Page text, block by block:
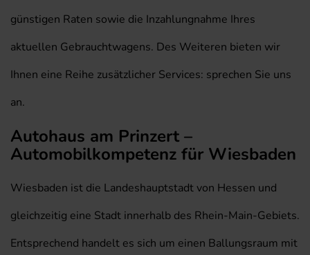
günstigen Raten sowie die Inzahlungnahme Ihres
aktuellen Gebrauchtwagens. Des Weiteren bieten wir
Ihnen eine Reihe zusätzlicher Services: sprechen Sie uns
an.
Autohaus am Prinzert –
Automobilkompetenz für Wiesbaden
Wiesbaden ist die Landeshauptstadt von Hessen und
gleichzeitig eine Stadt innerhalb des Rhein-Main-Gebiets.
Entsprechend handelt es sich um einen Ballungsraum mit